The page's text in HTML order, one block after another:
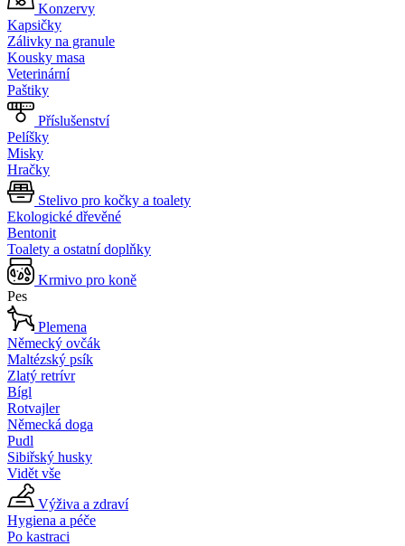
Konzervy
Kapsičky
Zálivky na granule
Kousky masa
Veterinární
Paštiky
Příslušenství
Pelíšky
Misky
Hračky
Stelivo pro kočky a toalety
Ekologické dřevěné
Bentonit
Toalety a ostatní doplňky
Krmivo pro koně
Pes
Plemena
Německý ovčák
Maltézský psík
Zlatý retrívr
Bígl
Rotvajler
Německá doga
Pudl
Sibiřský husky
Vidět vše
Výživa a zdraví
Hygiena a péče
Po kastraci